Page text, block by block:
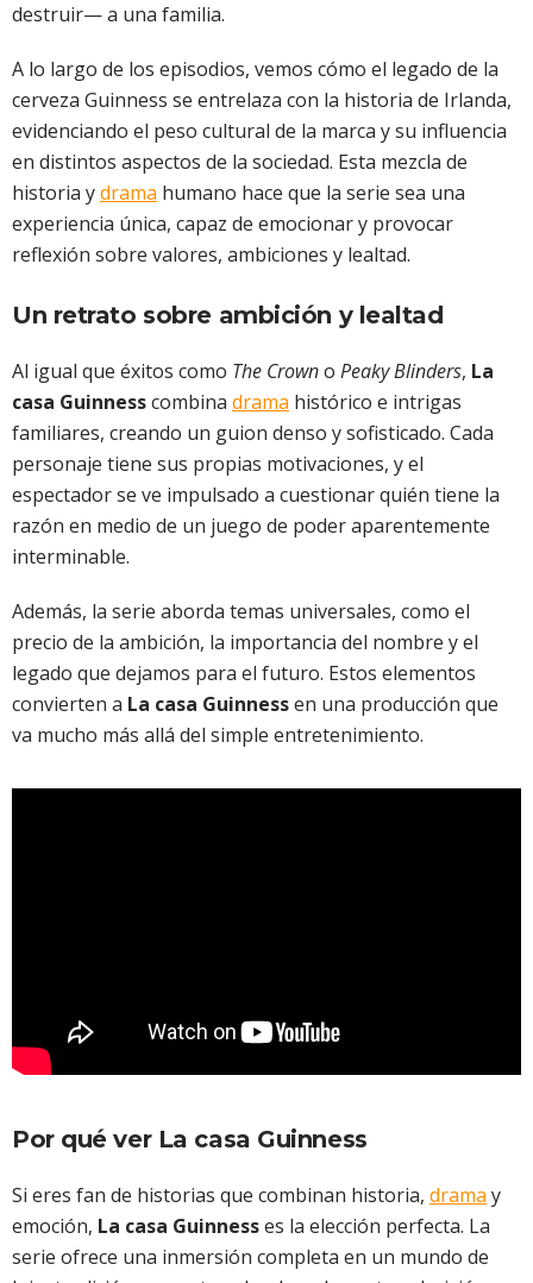
destruir— a una familia.
A lo largo de los episodios, vemos cómo el legado de la
cerveza Guinness se entrelaza con la historia de Irlanda,
evidenciando el peso cultural de la marca y su influencia
en distintos aspectos de la sociedad. Esta mezcla de
historia ydrama humano hace que la serie sea una
experiencia única, capaz de emocionar y provocar
reflexión sobre valores, ambiciones y lealtad.
Un retrato sobre ambición y lealtad
Al igual que éxitos como The Crowno Peaky Blinders, La
casa Guinnesscombina drama histórico e intrigas
familiares, creando un guion denso y sofisticado. Cada
personaje tiene sus propias motivaciones, y el
espectador se ve impulsado a cuestionar quién tiene la
razón en medio de un juego de poder aparentemente
interminable.
Además, la serie aborda temas universales, como el
precio de la ambición, la importancia del nombre y el
legado que dejamos para el futuro. Estos elementos
convierten a La casa Guinnessen una producción que
va mucho más allá del simple entretenimiento.
Por qué ver La casa Guinness
Si eres fan de historias que combinan historia, drama y
emoción, La casa Guinnesses la elección perfecta. La
serie ofrece una inmersión completa en un mundo de